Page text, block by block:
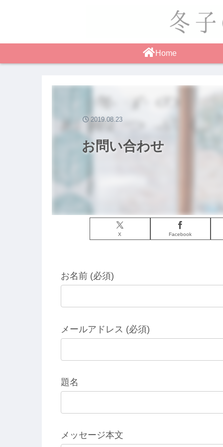
Home
お問い合わせ
X Facebook
2019.08.23
お名前 (必須)
メールアドレス (必須)
題名
メッセージ本文